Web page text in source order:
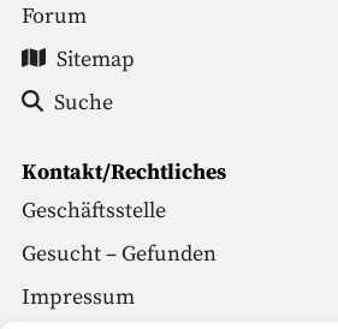
Forum
Sitemap
Suche
Kontakt/Rechtliches
Geschäftsstelle
Gesucht – Gefunden
Impressum